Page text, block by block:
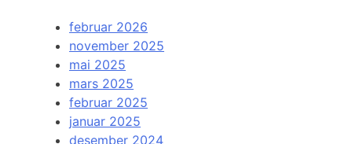
februar 2026
november 2025
mai 2025
mars 2025
februar 2025
januar 2025
desember 2024